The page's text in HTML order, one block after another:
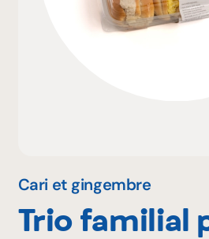
À propos
Cari et gingembre
Trio familial